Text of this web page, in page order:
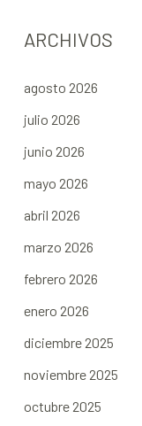
ARCHIVOS
agosto 2026
julio 2026
junio 2026
mayo 2026
abril 2026
marzo 2026
febrero 2026
enero 2026
diciembre 2025
noviembre 2025
octubre 2025